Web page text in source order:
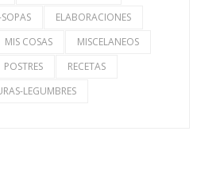
ELABORACIONES
MIS COSAS
MISCELANEOS
POSTRES
RECETAS
LEGUMBRES